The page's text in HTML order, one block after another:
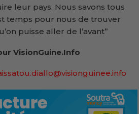
leur pays. Nous savons tous
temps pour nous de trouver
puisse aller de l’avant’’
VisionGuine.Info